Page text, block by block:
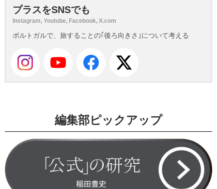
プラスをSNSでも
Instagram, Youtube, Facebook, X.com
ポルトガルで、旅することの｢後ろ向きさ｣について考える
編集部ピックアップ